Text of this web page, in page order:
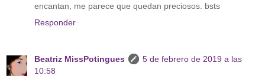
encantan, me parece que quedan preciosos. bsts
Responder
Beatriz MissPotingues
5 de febrero de 2019 a las
10:58